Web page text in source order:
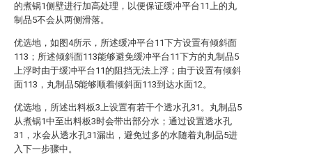
的煮锅1侧壁进行加高处理，以便保证缓冲平台11上的丸
制品5不会从两侧滑落。
优选地，如图4所示，所述缓冲平台11下方设置有倾斜面
113；所述倾斜面113能够避免缓冲平台11下方的丸制品5
上浮时由于缓冲平台11的阻挡无法上浮；由于设置有倾斜
面113，丸制品5能够顺着倾斜面113到达水面12。
优选地，所述出料板3上设置有若干个透水孔31。丸制品5
从煮锅1中至出料板3时会带出部分水；通过设置透水孔
31，水会从透水孔31漏出，避免过多的水随着丸制品5进
入下一步骤中。